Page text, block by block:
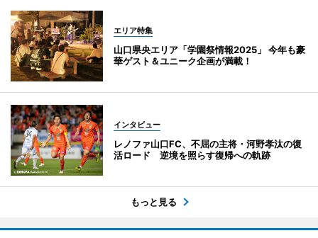
エリア特集
山口県央エリア「学園祭情報2025」 今年も豪
華ゲスト＆ユニーク企画が満載！
インタビュー
レノファ山口FC、不屈の主将・河野孝汰の復
活ロード 逆境を照らす復帰への軌跡
もっと見る